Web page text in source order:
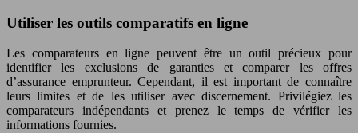
Utiliser les outils comparatifs en ligne
Les comparateurs en ligne peuvent être un outil précieux pour
identifier les exclusions de garanties et comparer les offres
d’assurance emprunteur. Cependant, il est important de connaître
leurs limites et de les utiliser avec discernement. Privilégiez les
comparateurs indépendants et prenez le temps de vérifier les
informations fournies.